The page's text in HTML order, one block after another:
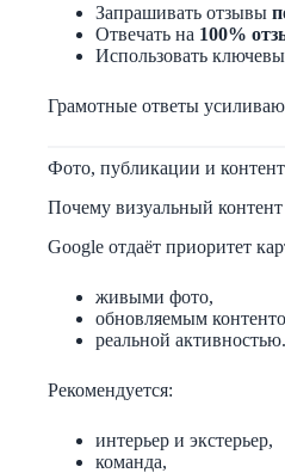
Запрашивать отзывы
Отвечать на 100%
Использовать
Грамотные ответы
Фото, публикации и
Почему визуальный
Google отдаёт приоритет
живыми фото,
обновляемым
реальной активностью.
Рекомендуется:
интерьер и экстерьер,
команда,